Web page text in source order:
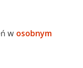
w osobnym